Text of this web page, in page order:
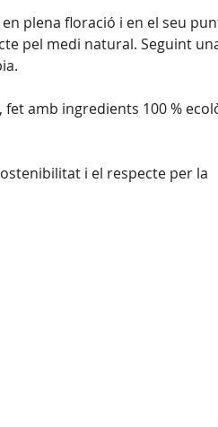
plena floració i en el seu
pel medi natural. Seguint
amb ingredients 100 %
i el respecte per la